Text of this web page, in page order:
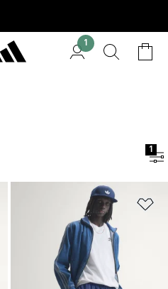
1
1
Añadir a la lista de deseos